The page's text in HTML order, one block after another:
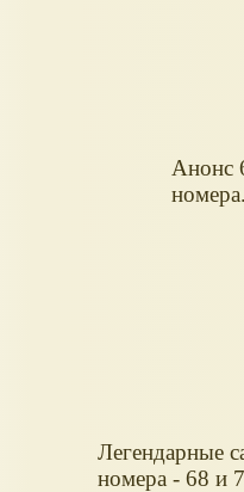
Анонс
номера.
Легендарные
номера - 68 и